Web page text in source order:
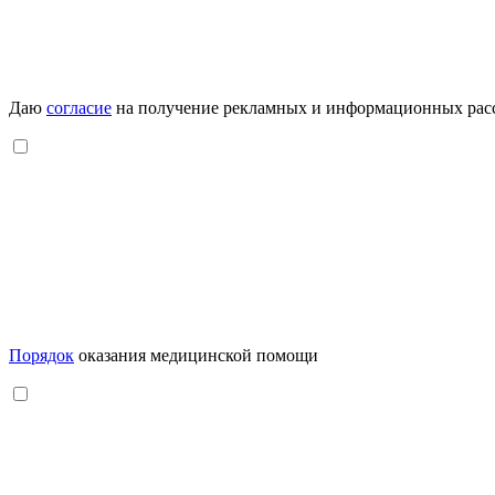
Даю согласие на получение рекламных и информационных
Порядок оказания медицинской помощи